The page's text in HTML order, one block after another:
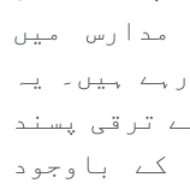
مدارس میں
ہیں۔ یہ
ترقی پسند
کے باوجود